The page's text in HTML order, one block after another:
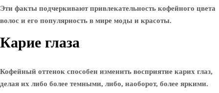
Эти факты подчеркивают привлекательность кофейного цвета
волос и его популярность в мире моды и красоты.
Карие глаза
Кофейный оттенок способен изменить восприятие карих глаз,
делая их либо более темными, либо, наоборот, более яркими.